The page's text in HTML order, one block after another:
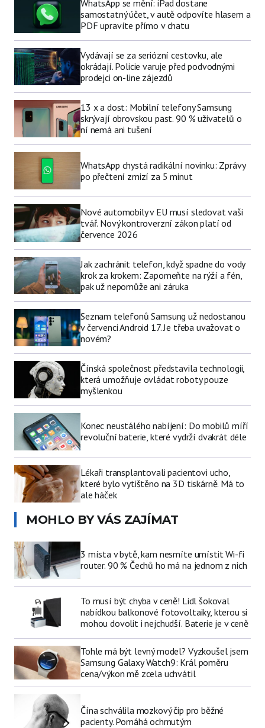
WhatsApp se mění: iPad dostane
samostatný účet, v autě odpovíte hlasem a
PDF upravíte přímo v chatu
Vydávají se za seriózní cestovku, ale
okrádají. Policie varuje před podvodnými
prodejci on-line zájezdů
13 x a dost: Mobilní telefony Samsung
skrývají obrovskou past. 90 % uživatelů o
ní nemá ani tušení
WhatsApp chystá radikální novinku: Zprávy
po přečtení zmizí za 5 minut
Nové automobily v EU musí sledovat vaši
tvář. Nový kontroverzní zákon platí od
července 2026
Jak zachránit telefon, když spadne do vody
krok za krokem: Zapomeňte na rýží a fén,
pak už nepomůže ani záruka
Seznam telefonů Samsung už nedostanou
v červenci Android 17. Je třeba uvažovat o
novém?
Čínská společnost představila technologii,
která umožňuje ovládat roboty pouze
myšlenkou
Konec neustálého nabíjení: Do mobilů míří
revoluční baterie, které vydrží dvakrát déle
Lékaři transplantovali pacientovi ucho,
které bylo vytištěno na 3D tiskárně. Má to
ale háček
MOHLO BY VÁS ZAJÍMAT
3 místa v bytě, kam nesmíte umístit Wi-fi
router. 90 % Čechů ho má na jednom z nich
To musí být chyba v ceně! Lidl šokoval
nabídkou balkonové fotovoltaiky, kterou si
mohou dovolit i nejchudší. Baterie je v ceně
Tohle má být levný model? Vyzkoušel jsem
Samsung Galaxy Watch9: Král poměru
cena/výkon mě zcela uchvátil
Čína schválila mozkový čip pro běžné
pacienty. Pomáhá ochrnutým